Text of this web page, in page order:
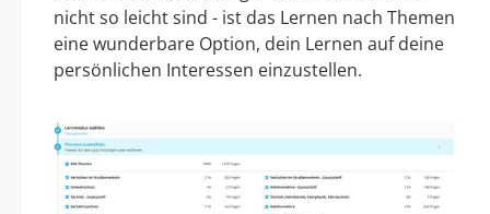
nicht so leicht sind - ist das Lernen nach Themen
eine wunderbare Option, dein Lernen auf deine
persönlichen Interessen einzustellen.